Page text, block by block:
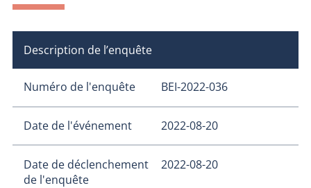
Description de l’enquête
Numéro de l'enquête BEI-2022-036
Date de l'événement 2022-08-20
Date de déclenchement
de l'enquête
2022-08-20